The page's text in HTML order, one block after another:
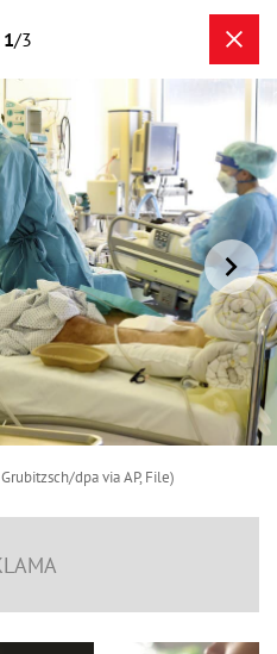
1/3
dpa via AP, File)